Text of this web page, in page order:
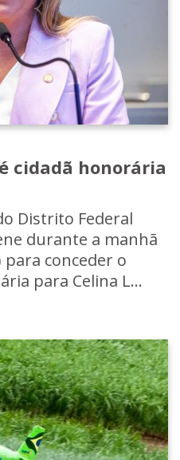
cidadã honorária
Distrito Federal
durante a manhã
conceder o
para Celina L...